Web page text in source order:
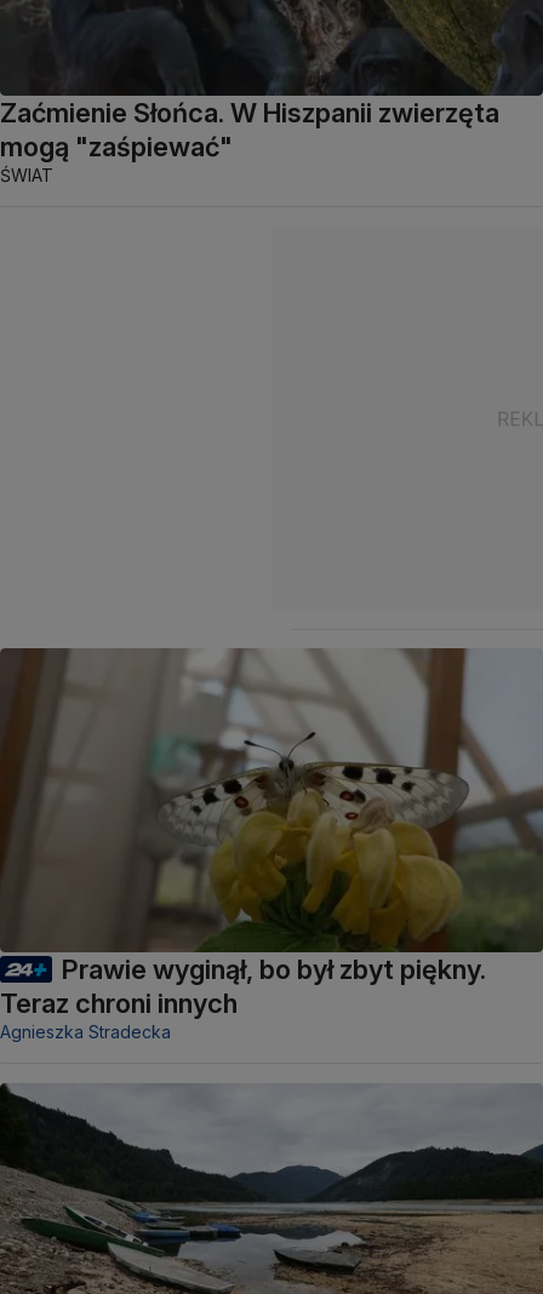
Zaćmienie Słońca. W Hiszpanii zwierzęta
mogą "zaśpiewać"
ŚWIAT
Prawie wyginął, bo był zbyt piękny.
Teraz chroni innych
Agnieszka Stradecka